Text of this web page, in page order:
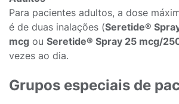
Para pacientes adultos, a dose
é de duas inalações (Seretide®
mcg ou Seretide® Spray 25 mcg/
vezes ao dia.
Grupos especiais de